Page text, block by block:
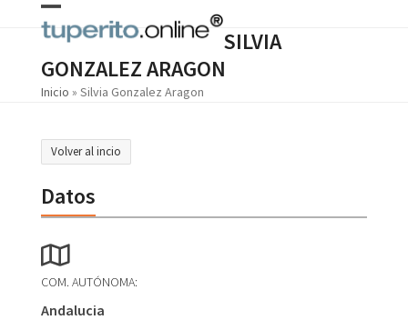
Open
mobile
menu
Close
mobile
menu
SILVIA
GONZALEZ ARAGON
Inicio » Silvia Gonzalez Aragon
Volver al incio
Datos
COM. AUTÓNOMA:
Andalucia